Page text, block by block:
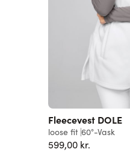
Fleecevest DOLE
loose fit 60°-Vask
599,00 kr.